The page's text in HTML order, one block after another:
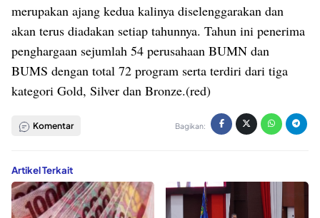
merupakan ajang kedua kalinya diselenggarakan dan
akan terus diadakan setiap tahunnya. Tahun ini penerima
penghargaan sejumlah 54 perusahaan BUMN dan
BUMS dengan total 72 program serta terdiri dari tiga
kategori Gold, Silver dan Bronze.(red)
Komentar Bagikan:
Artikel Terkait